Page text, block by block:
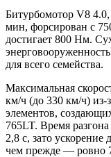
Битурбомотор V8
мин, форсирован с
достигает 800 Нм.
для всего семейства.
Максимальная
км/ч (до 330 км/ч) из-
элементов,
765LT. Время
2,8 с, зато
чем прежде — ровно